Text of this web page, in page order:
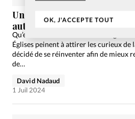
OK, J'ACCEPTE TOUT
Une Église en vitrine pour
autrement
Qu’elles soient au milieu du village ou
Églises peinent à attirer les curieux de
décidé de se réinventer afin de mieux
de…
David Nadaud
1 Juil 2024